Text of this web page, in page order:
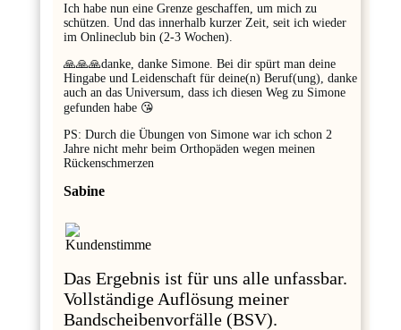
Ich habe nun eine Grenze geschaffen, um mich zu
schützen. Und das innerhalb kurzer Zeit, seit ich wieder
im Onlineclub bin (2-3 Wochen).
🙏🙏🙏danke, danke Simone. Bei dir spürt man deine
Hingabe und Leidenschaft für deine(n) Beruf(ung), danke
auch an das Universum, dass ich diesen Weg zu Simone
gefunden habe 😘
PS: Durch die Übungen von Simone war ich schon 2
Jahre nicht mehr beim Orthopäden wegen meinen
Rückenschmerzen
Sabine
Das Ergebnis ist für uns alle unfassbar.
Vollständige Auflösung meiner
Bandscheibenvorfälle (BSV).